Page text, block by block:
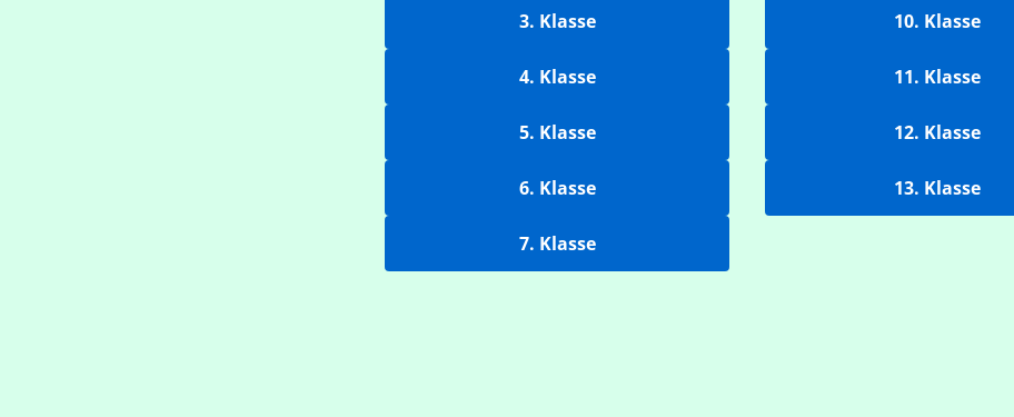
3. Klasse
4. Klasse
5. Klasse
6. Klasse
7. Klasse
10. Klasse
11. Klasse
12. Klasse
13. Klasse